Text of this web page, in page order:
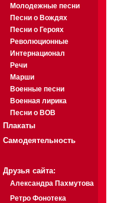
Молодежные песни
Песни о Вождях
Песни о Героях
Революционные
Интернационал
Речи
Марши
Военные песни
Военная лирика
Песни о ВОВ
Плакаты
Самодеятельность
Друзья сайта:
Александра Пахмутова
Ретро Фонотека